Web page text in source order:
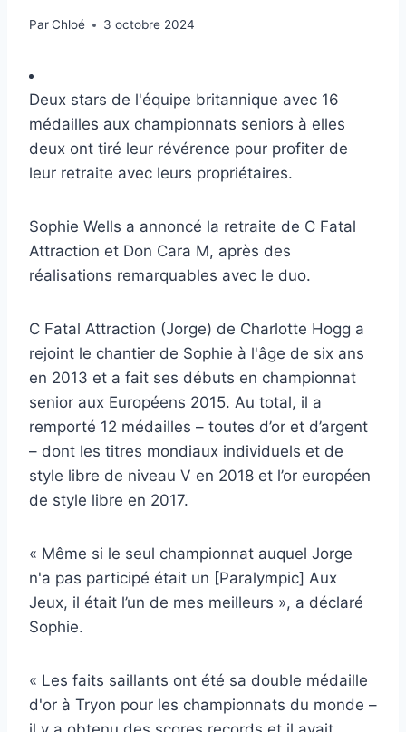
ParChloé 3 octobre 2024
Deux stars de l'équipe britannique avec 16
médailles aux championnats seniors à elles
deux ont tiré leur révérence pour profiter de
leur retraite avec leurs propriétaires.
Sophie Wells a annoncé la retraite de C Fatal
Attraction et Don Cara M, après des
réalisations remarquables avec le duo.
C Fatal Attraction (Jorge) de Charlotte Hogg a
rejoint le chantier de Sophie à l'âge de six ans
en 2013 et a fait ses débuts en championnat
senior aux Européens 2015. Au total, il a
remporté 12 médailles – toutes d’or et d’argent
– ​​dont les titres mondiaux individuels et de
style libre de niveau V en 2018 et l’or européen
de style libre en 2017.
« Même si le seul championnat auquel Jorge
n'a pas participé était un [Paralympic] Aux
Jeux, il était l’un de mes meilleurs », a déclaré
Sophie.
« Les faits saillants ont été sa double médaille
d'or à Tryon pour les championnats du monde –